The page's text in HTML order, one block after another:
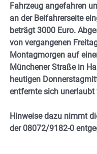
Fahrzeug angefahren
an der Beifahrerseite
beträgt 3000 Euro.
von vergangenen
Montagmorgen auf
Münchener Straße in
heutigen
entfernte sich
Hinweise dazu nimmt
der 08072/9182-0